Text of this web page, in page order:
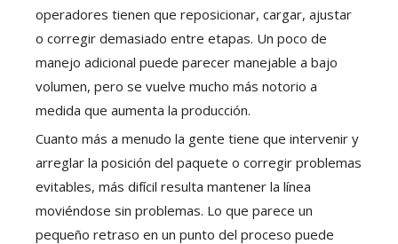
operadores tienen que reposicionar, cargar, ajustar
o corregir demasiado entre etapas. Un poco de
manejo adicional puede parecer manejable a bajo
volumen, pero se vuelve mucho más notorio a
medida que aumenta la producción.
Cuanto más a menudo la gente tiene que intervenir y
arreglar la posición del paquete o corregir problemas
evitables, más difícil resulta mantener la línea
moviéndose sin problemas. Lo que parece un
pequeño retraso en un punto del proceso puede